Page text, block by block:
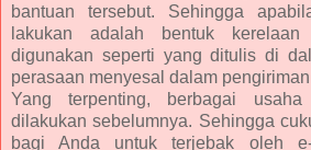
bantuan tersebut. Sehingga
lakukan adalah bentuk
digunakan seperti yang ditulis di
perasaan menyesal dalam
Yang terpenting, berbagai usaha
dilakukan sebelumnya. Sehingga
bagi Anda untuk terjebak oleh